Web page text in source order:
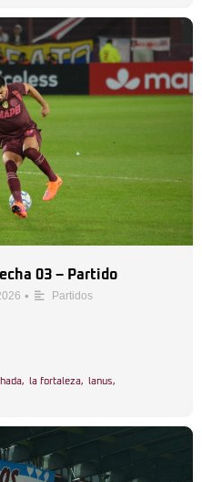
03 – Partido
• Partidos
, la fortaleza, lanus,